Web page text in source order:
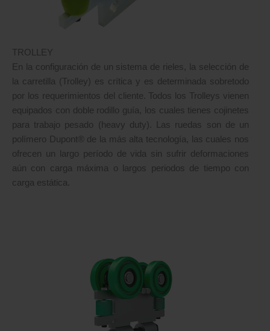
TROLLEY
En la configuración de un sistema de rieles, la selección de
la carretilla (Trolley) es crítica y es determinada sobretodo
por los requerimientos del cliente. Todos los Trolleys vienen
equipados con doble rodillo guía, los cuales tienes cojinetes
para trabajo pesado (heavy duty). Las ruedas son de un
polímero Dupont® de la más alta tecnología, las cuales nos
ofrecen un largo período de vida sin sufrir deformaciones
aún con carga máxima o largos periodos de tiempo con
carga estática.